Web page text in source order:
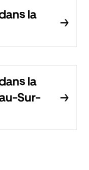
la
la
Sur-